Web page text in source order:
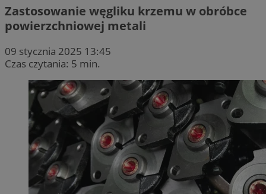
Zastosowanie węgliku krzemu w obróbce
powierzchniowej metali
09 stycznia 2025 13:45
Czas czytania: 5 min.